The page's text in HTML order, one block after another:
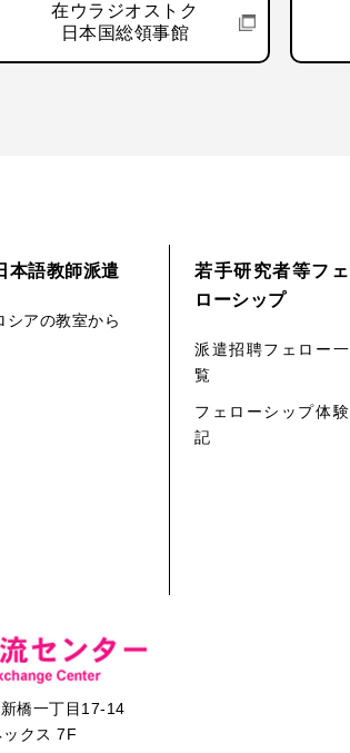
在ウラジオストク
日本国総領事館
本語教師派遣
シアの教室から
若手研究者等フェ
ローシップ
派遣招聘フェロー一
覧
フェローシップ体験
記
橋一丁目17-14
クス 7F